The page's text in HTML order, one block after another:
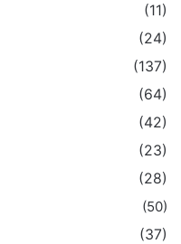
(11)
(24)
(137)
(64)
(42)
(23)
(28)
(50)
(37)